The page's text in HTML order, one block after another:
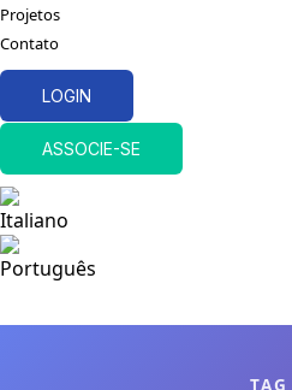
Projetos
Contato
LOGIN
ASSOCIE-SE
TAG